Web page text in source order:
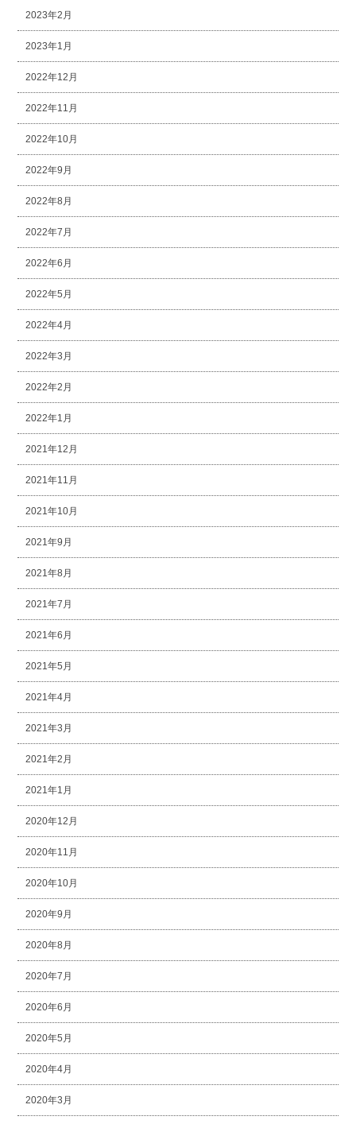
2023年2月
2023年1月
2022年12月
2022年11月
2022年10月
2022年9月
2022年8月
2022年7月
2022年6月
2022年5月
2022年4月
2022年3月
2022年2月
2022年1月
2021年12月
2021年11月
2021年10月
2021年9月
2021年8月
2021年7月
2021年6月
2021年5月
2021年4月
2021年3月
2021年2月
2021年1月
2020年12月
2020年11月
2020年10月
2020年9月
2020年8月
2020年7月
2020年6月
2020年5月
2020年4月
2020年3月